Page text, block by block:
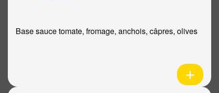
Base sauce tomate, fromage, anchois, câpres, olives